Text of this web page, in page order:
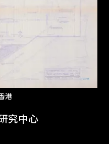
港
究中心
二十一世纪视觉